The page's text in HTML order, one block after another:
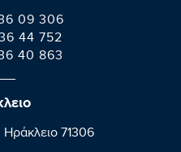
09 306
44 752
40 863
71306